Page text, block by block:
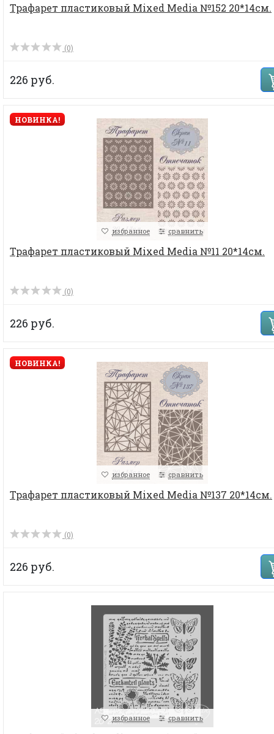
Трафарет пластиковый Mixed Media №152 20*14см.
(0)
226 руб.
НОВИНКА!
избранное сравнить
Трафарет пластиковый Mixed Media №11 20*14см.
(0)
226 руб.
НОВИНКА!
избранное сравнить
Трафарет пластиковый Mixed Media №137 20*14см.
(0)
226 руб.
избранное сравнить